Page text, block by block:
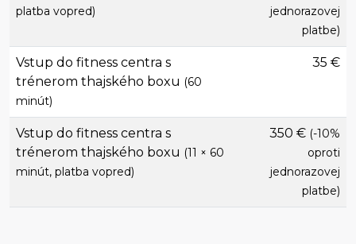
platba vopred)
jednorazovej
platbe)
Vstup do fitness centra s
trénerom thajského boxu (60
minút)
35 €
Vstup do fitness centra s
trénerom thajského boxu (11 × 60
minút, platba vopred)
350 € (-10%
oproti
jednorazovej
platbe)